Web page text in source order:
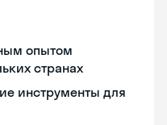
опытом
странах
инструменты для